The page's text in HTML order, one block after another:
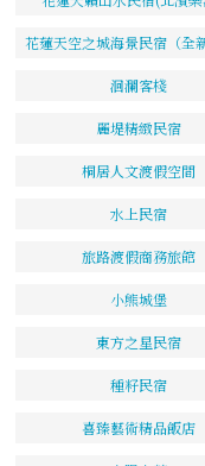
花蓮天空之城海景民宿（全
洄瀾客棧
麗堤精緻民宿
桐居人文渡假空間
水上民宿
旅路渡假商務旅館
小熊城堡
東方之星民宿
種籽民宿
喜臻藝術精品飯店